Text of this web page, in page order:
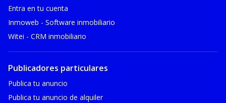
Entra en tu cuenta
Inmoweb - Software inmobiliario
Witei - CRM inmobiliario
Publicadores particulares
Publica tu anuncio
Publica tu anuncio de alquiler